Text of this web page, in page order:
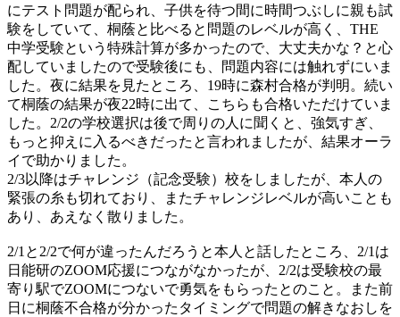
にテスト問題が配られ、子供を待つ間に時間つぶしに親も試
験をしていて、桐蔭と比べると問題のレベルが高く、THE
中学受験という特殊計算が多かったので、大丈夫かな？と心
配していましたので受験後にも、問題内容には触れずにいま
した。夜に結果を見たところ、19時に森村合格が判明。続い
て桐蔭の結果が夜22時に出て、こちらも合格いただけていま
した。2/2の学校選択は後で周りの人に聞くと、強気すぎ、
もっと抑えに入るべきだったと言われましたが、結果オーラ
イで助かりました。
2/3以降はチャレンジ（記念受験）校をしましたが、本人の
緊張の糸も切れており、またチャレンジレベルが高いことも
あり、あえなく散りました。
2/1と2/2で何が違ったんだろうと本人と話したところ、2/1は
日能研のZOOM応援につながなかったが、2/2は受験校の最
寄り駅でZOOMにつないで勇気をもらったとのこと。また前
日に桐蔭不合格が分かったタイミングで問題の解きなおしを